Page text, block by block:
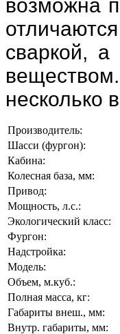
возможна
сваркой, а
несколько
Производитель:
Шасси (фургон):
Кабина:
Колесная база, мм:
Привод:
Мощность, л.с.:
Экологический класс:
Фургон:
Надстройка:
Модель:
Объем, м.куб.:
Полная масса, кг:
Габариты внеш., мм:
Внутр. габариты, мм: